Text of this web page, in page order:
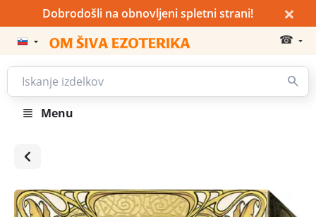
Dobrodošli na obnovljeni spletni strani! ×
☎
Menu